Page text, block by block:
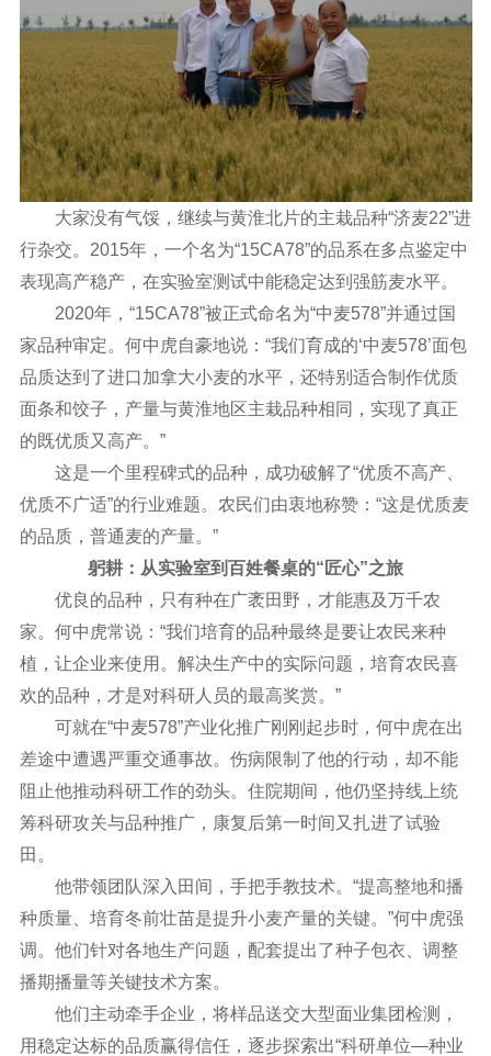
大家没有气馁，继续与黄淮北片的主栽品种“济麦22”进
行杂交。2015年，一个名为“15CA78”的品系在多点鉴定中
表现高产稳产，在实验室测试中能稳定达到强筋麦水平。
2020年，“15CA78”被正式命名为“中麦578”并通过国
家品种审定。何中虎自豪地说：“我们育成的‘中麦578’面包
品质达到了进口加拿大小麦的水平，还特别适合制作优质
面条和饺子，产量与黄淮地区主栽品种相同，实现了真正
的既优质又高产。”
这是一个里程碑式的品种，成功破解了“优质不高产、
优质不广适”的行业难题。农民们由衷地称赞：“这是优质麦
的品质，普通麦的产量。”
躬耕：从实验室到百姓餐桌的“匠心”之旅
优良的品种，只有种在广袤田野，才能惠及万千农
家。何中虎常说：“我们培育的品种最终是要让农民来种
植，让企业来使用。解决生产中的实际问题，培育农民喜
欢的品种，才是对科研人员的最高奖赏。”
可就在“中麦578”产业化推广刚刚起步时，何中虎在出
差途中遭遇严重交通事故。伤病限制了他的行动，却不能
阻止他推动科研工作的劲头。住院期间，他仍坚持线上统
筹科研攻关与品种推广，康复后第一时间又扎进了试验
田。
他带领团队深入田间，手把手教技术。“提高整地和播
种质量、培育冬前壮苗是提升小麦产量的关键。”何中虎强
调。他们针对各地生产问题，配套提出了种子包衣、调整
播期播量等关键技术方案。
他们主动牵手企业，将样品送交大型面业集团检测，
用稳定达标的品质赢得信任，逐步探索出“科研单位—种业